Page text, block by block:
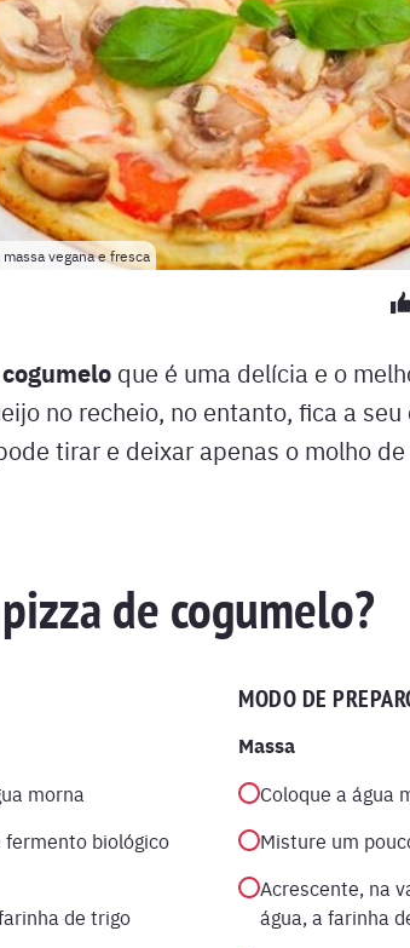
vegana e fresca
que é uma delícia e o
no recheio, no entanto, fica a
tirar e deixar apenas o molho
de cogumelo?
morna
fermento biológico
de trigo
MODO DE
Massa
Coloque a água
Misture um
Acrescente, na
água, a farinha